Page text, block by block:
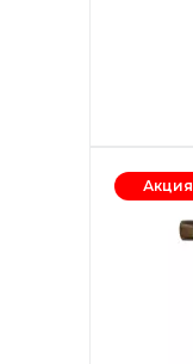
Акция